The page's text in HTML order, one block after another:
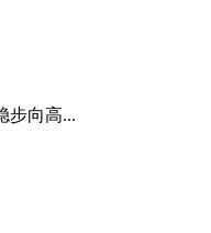
步向高...